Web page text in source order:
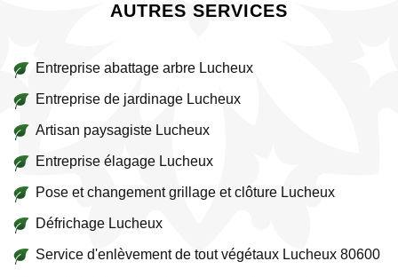
AUTRES SERVICES
Entreprise abattage arbre Lucheux
Entreprise de jardinage Lucheux
Artisan paysagiste Lucheux
Entreprise élagage Lucheux
Pose et changement grillage et clôture Lucheux
Défrichage Lucheux
Service d'enlèvement de tout végétaux Lucheux 80600